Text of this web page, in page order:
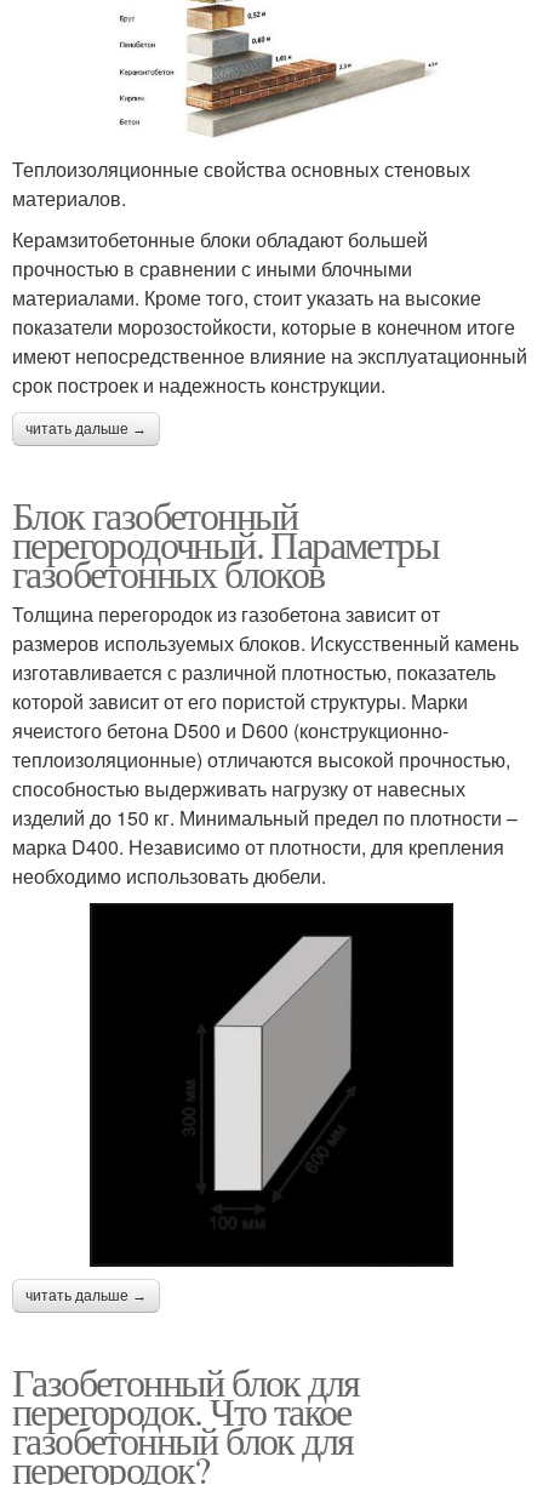
Теплоизоляционные свойства основных стеновых
материалов.
Керамзитобетонные блоки обладают большей
прочностью в сравнении с иными блочными
материалами. Кроме того, стоит указать на высокие
показатели морозостойкости, которые в конечном итоге
имеют непосредственное влияние на эксплуатационный
срок построек и надежность конструкции.
читать дальше →
Блок газобетонный
перегородочный. Параметры
газобетонных блоков
Толщина перегородок из газобетона зависит от
размеров используемых блоков. Искусственный камень
изготавливается с различной плотностью, показатель
которой зависит от его пористой структуры. Марки
ячеистого бетона D500 и D600 (конструкционно-
теплоизоляционные) отличаются высокой прочностью,
способностью выдерживать нагрузку от навесных
изделий до 150 кг. Минимальный предел по плотности –
марка D400. Независимо от плотности, для крепления
необходимо использовать дюбели.
читать дальше →
Газобетонный блок для
перегородок. Что такое
газобетонный блок для
перегородок?